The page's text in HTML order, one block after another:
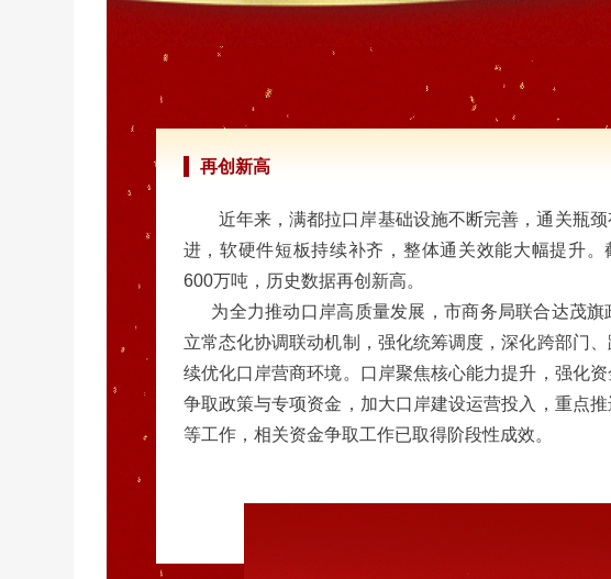
再创新高
近年来，满都拉口岸基础设施不断完善，通关瓶
进，软硬件短板持续补齐，整体通关效能大幅提升
600万吨，历史数据再创新高。
为全力推动口岸高质量发展，市商务局联合达茂旗
立常态化协调联动机制，强化统筹调度，深化跨部门
续优化口岸营商环境。口岸聚焦核心能力提升，强化
争取政策与专项资金，加大口岸建设运营投入，重点
等工作，相关资金争取工作已取得阶段性成效。